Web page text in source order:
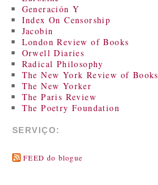
Generación Y
Index On Censorship
Jacobin
London Review of Books
Orwell Diaries
Radical Philosophy
The New York Review of Books
The New Yorker
The Paris Review
The Poetry Foundation
SERVIÇO:
FEED do blogue